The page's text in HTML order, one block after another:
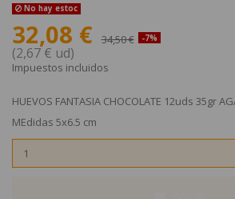
No hay estoc
32,08 € 34,50 € -7%
(2,67 € ud)
Impuestos incluidos
HUEVOS FANTASIA CHOCOLATE 12uds 35gr
MEdidas 5x6.5 cm